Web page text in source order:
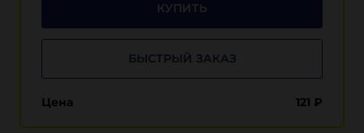
КУПИТЬ
БЫСТРЫЙ ЗАКАЗ
Цена 121 ₽